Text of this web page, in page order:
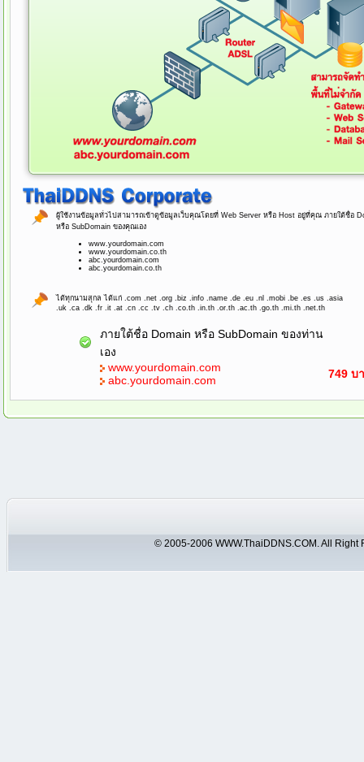
ผู้ใช้งานข้อมูลทั่วไปสามารถเข้าดูข้อมูลเว็บคุณโดยที่ Web Server หรือ Host อยู่ที่คุณ ภายใต้ชื่อ
หรือ SubDomain ของคุณเอง
www.yourdomain.com
www.yourdomain.co.th
abc.yourdomain.com
abc.yourdomain.co.th
ได้ทุกนามสุกล ได้แก่ .com .net .org .biz .info .name .de .eu .nl .mobi .be .es .us .asia
.uk .ca .dk .fr .it .at .cn .cc .tv .ch .co.th .in.th .or.th .ac.th .go.th .mi.th .net.th
ภายใต้ชื่อ Domain หรือ SubDomain ของท่าน
เอง
www.yourdomain.com
749 บ
abc.yourdomain.com
© 2005-2006 WWW.ThaiDDNS.COM. All Right